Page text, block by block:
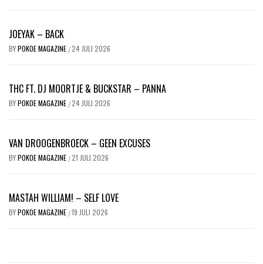
JOEYAK – BACK
BYPOKOE MAGAZINE /24 JULI 2026
THC FT. DJ MOORTJE & BUCKSTAR – PANNA
BYPOKOE MAGAZINE /24 JULI 2026
VAN DROOGENBROECK – GEEN EXCUSES
BYPOKOE MAGAZINE /21 JULI 2026
MASTAH WILLIAM! – SELF LOVE
BYPOKOE MAGAZINE /19 JULI 2026